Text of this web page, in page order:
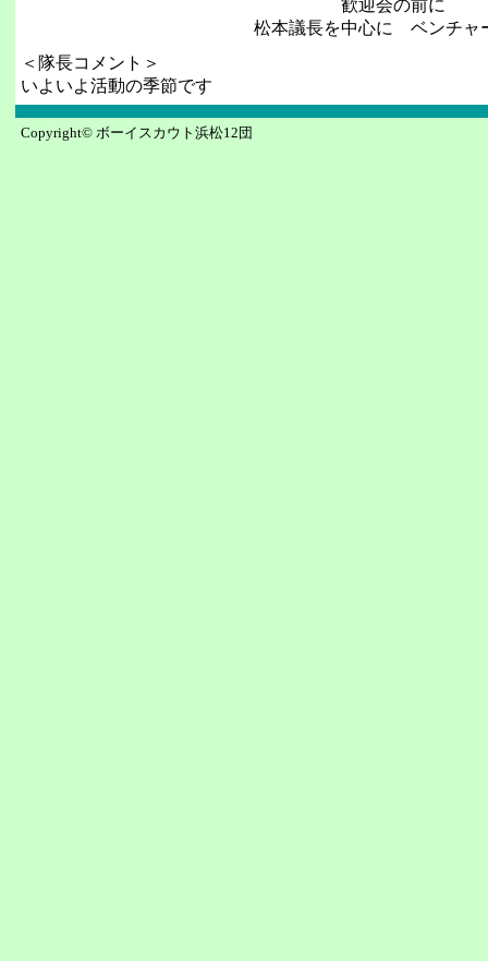
歓迎会の前に
松本議長を中心に ベンチャ
＜隊長コメント＞
いよいよ活動の季節です
Copyright© ボーイスカウト浜松12団